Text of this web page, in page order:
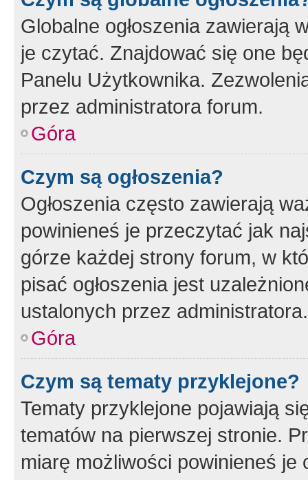
Globalne ogłoszenia zawierają
je czytać. Znajdować się one
Panelu Użytkownika.
przez administratora forum.
Góra
Czym są ogłoszenia?
Ogłoszenia często zawierają
powinieneś je przeczytać jak
górze każdej strony forum, w
pisać ogłoszenia jest
ustalonych przez administratora.
Góra
Czym są tematy przyklejone?
Tematy przyklejone pojawiają
tematów na pierwszej stronie.
miarę możliwości powinieneś je